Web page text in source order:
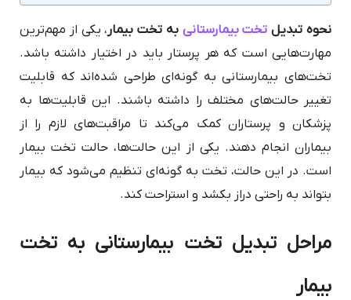
نحوه تبدیل تخت بیمارستانی به تخت بیمار ، یکی از مهم‌ترین
مهارت‌هایی است که هر پرستار باید در اختیار داشته باشد.
تخت‌های بیمارستانی به گونه‌ای طراحی شده‌اند که قابلیت
تغییر حالت‌های مختلف را داشته باشند. این قابلیت‌ها به
پزشکان و پرستاران کمک می‌کند تا مراقبت‌های لازم را از
بیماران انجام دهند. یکی از این حالت‌ها، حالت تخت بیمار
است. در این حالت، تخت به گونه‌ای تنظیم می‌شود که بیمار
بتواند به راحتی دراز بکشد و استراحت کند.
مراحل تبدیل تخت بیمارستانی به تخت
بیمار